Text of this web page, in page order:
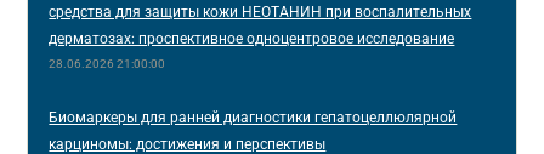
средства для защиты кожи НЕОТАНИН при воспалительных
дерматозах: проспективное одноцентровое исследование
28.06.2026 21:00:00
Биомаркеры для ранней диагностики гепатоцеллюлярной
карциномы: достижения и перспективы